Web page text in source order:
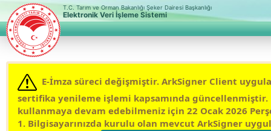
T.C. Tarım ve Orman Bakanlığı Şeker Dairesi Başkanlığı
Elektronik Veri İşleme Sistemi
E-İmza süreci değişmiştir. ArkSigner Client
sertifika yenileme işlemi kapsamında güncellenmiştir.
kullanmaya devam edebilmeniz için 22 Ocak 2026
1. Bilgisayarınızda kurulu olan mevcut ArkSigner